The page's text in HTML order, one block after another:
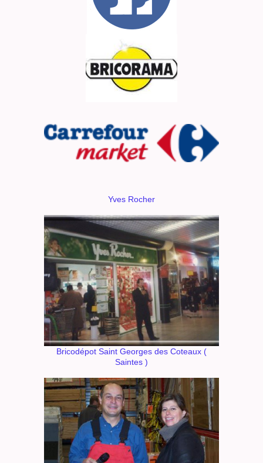
Yves Rocher
Bricodépot Saint Georges des Coteaux (
Saintes )